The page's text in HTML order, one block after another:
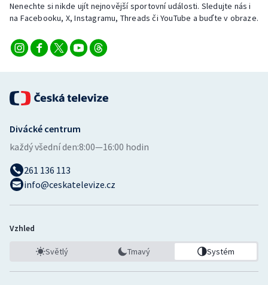
Stolní tenis
Triatlon
Volejbal
Ostatní
Nenechte si nikde ujít nejnovější sportovní události. Sledujte nás i
na Facebooku, X, Instagramu, Threads či YouTube a buďte v obraze.
Divácké centrum
každý všední den:8:00—16:00 hodin
261 136 113
info@ceskatelevize.cz
Vzhled
Světlý Tmavý Systém